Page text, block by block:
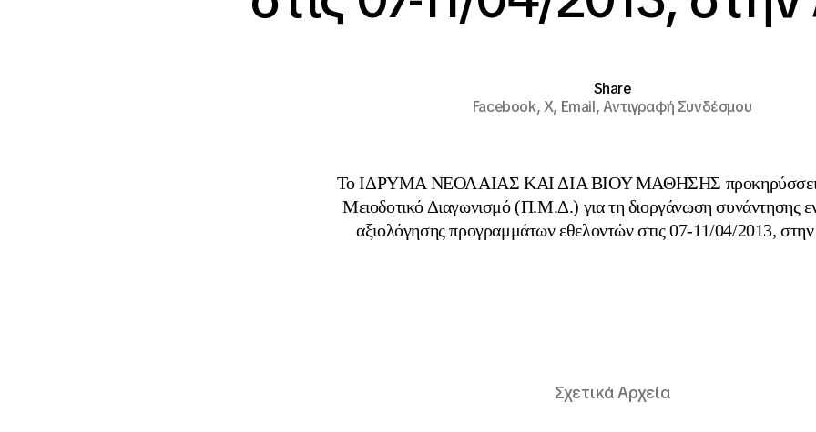
Share
Facebook,X, Email,Αντιγραφή Συνδέσμου
Το ΙΔΡΥΜΑ ΝΕΟΛΑΙΑΣ ΚΑΙ ΔΙΑ ΒΙΟΥ ΜΑΘΗΣΗΣ προκηρύσσει
Μειοδοτικό Διαγωνισμό (Π.Μ.Δ.) για τη διοργάνωση συνάντησης
αξιολόγησης προγραμμάτων εθελοντών στις 07-11/04/2013,
Σχετικά Αρχεία